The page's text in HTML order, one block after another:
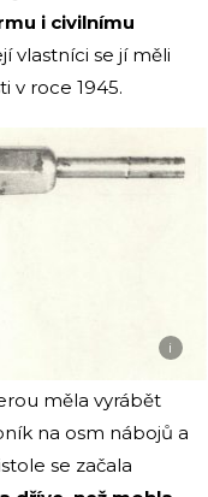
i civilnímu
vlastníci se jí měli
v roce 1945.
i
měla vyrábět
na osm nábojů a
se začala